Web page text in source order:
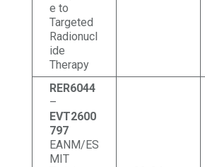
e to
Targeted
Radionucl
ide
Therapy
RER6044
–
EVT2600
797
EANM/ES
MIT